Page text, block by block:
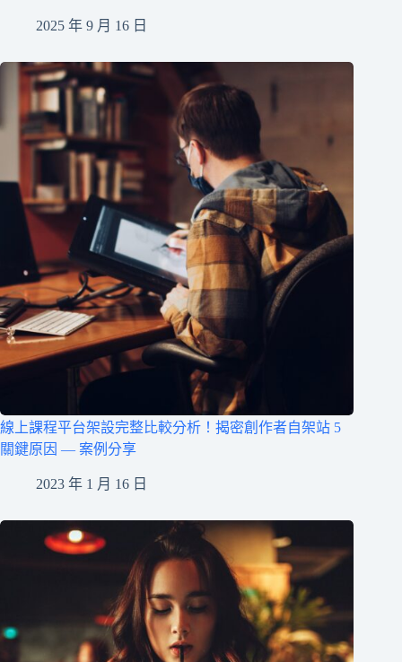
2025 年 9 月 16 日
線上課程平台架設完整比較分析！揭密創作者自架站 5
關鍵原因 — 案例分享
2023 年 1 月 16 日